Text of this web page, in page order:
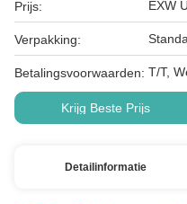
Prijs: EXW
Verpakking:
Betalingsvoorwaarden: T/T,
Krijg Beste Prijs
Detailinformatie